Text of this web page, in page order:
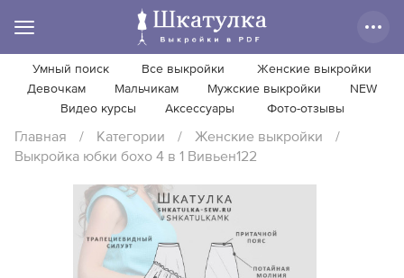
Умный поиск Все выкройки
Женские выкройки
Девочкам
Мальчикам Мужские выкройки
NEW
Видео курсы
Аксессуары Фото-отзывы
Главная / Категории / Женские выкройки
/
Выкройка юбки бохо 4 в 1 Вивьен122